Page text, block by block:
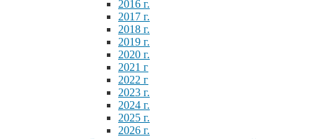
2016 г.
2017 г.
2018 г.
2019 г.
2020 г.
2021 г
2022 г
2023 г.
2024 г.
2025 г.
2026 г.